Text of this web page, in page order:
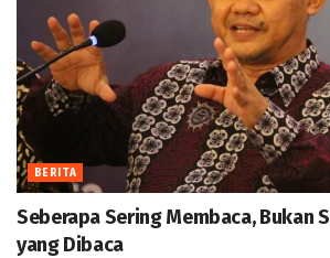
BERITA
Seberapa Sering Membaca, Bukan
yang Dibaca